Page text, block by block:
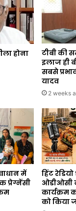
होना
टीबी की
इलाज ही
सबसे
यादव
2 weeks
में
प्रेग्नेंसी
हिंट
ओडीओसी
कार्यक्रम
को किया